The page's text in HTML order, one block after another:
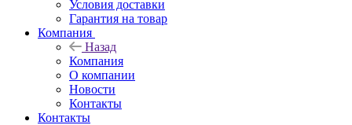
Условия доставки
Гарантия на товар
Компания
Назад
Компания
О компании
Новости
Контакты
Контакты